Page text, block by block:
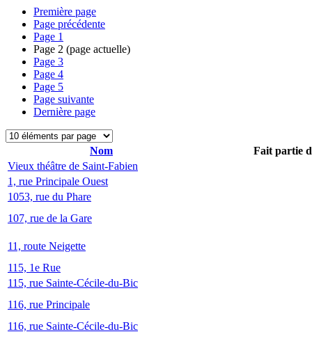
Première page
Page précédente
Page 1
Page 2 (page actuelle)
Page 3
Page 4
Page 5
Page suivante
Dernière page
Nom
Fait partie
Vieux théâtre de Saint-Fabien
1, rue Principale Ouest
1053, rue du Phare
107, rue de la Gare
11, route Neigette
115, 1e Rue
115, rue Sainte-Cécile-du-Bic
116, rue Principale
116, rue Sainte-Cécile-du-Bic